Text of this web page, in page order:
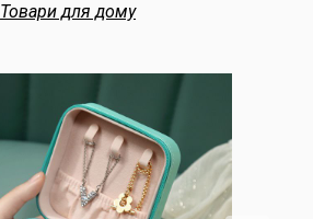
Товари для дому